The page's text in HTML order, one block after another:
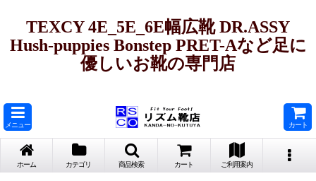
TEXCY 4E_5E_6E幅広靴 DR.ASSY
Hush-puppies Bonstep PRET-Aなど足に
優しいお靴の専門店
メニュー カート
ホーム カテゴリ 商品検索 カート ご利用案内